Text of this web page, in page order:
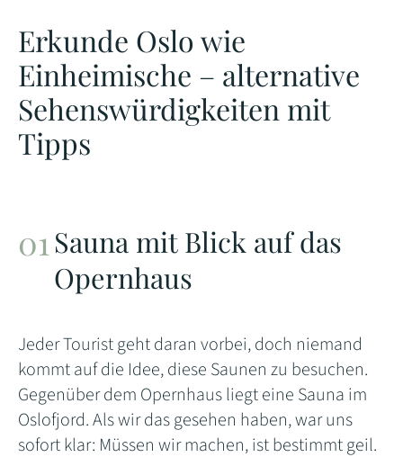
Erkunde Oslo wie
Einheimische – alternative
Sehenswürdigkeiten mit
Tipps
Sauna mit Blick auf das
Opernhaus
Jeder Tourist geht daran vorbei, doch niemand
kommt auf die Idee, diese Saunen zu besuchen.
Gegenüber dem Opernhaus liegt eine Sauna im
Oslofjord. Als wir das gesehen haben, war uns
sofort klar: Müssen wir machen, ist bestimmt geil.